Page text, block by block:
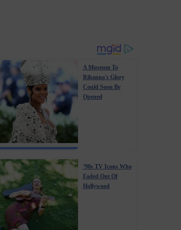
A Museum To
Rihanna's Glory
Could Soon Be
Opened
’90s TV Icons Who
Faded Out Of
Hollywood